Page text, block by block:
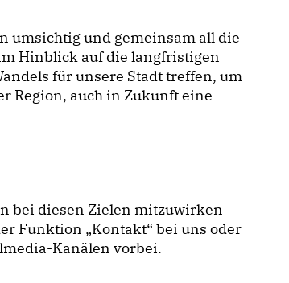
umsichtig und gemeinsam all die
Hinblick auf die langfristigen
für unsere Stadt treffen, um
Region, auch in Zukunft eine
bei diesen Zielen mitzuwirken
Funktion „Kontakt“ bei uns oder
Kanälen vorbei.